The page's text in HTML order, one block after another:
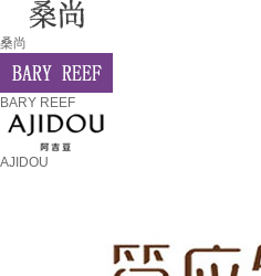
桑尚
BARY REEF
AJIDOU